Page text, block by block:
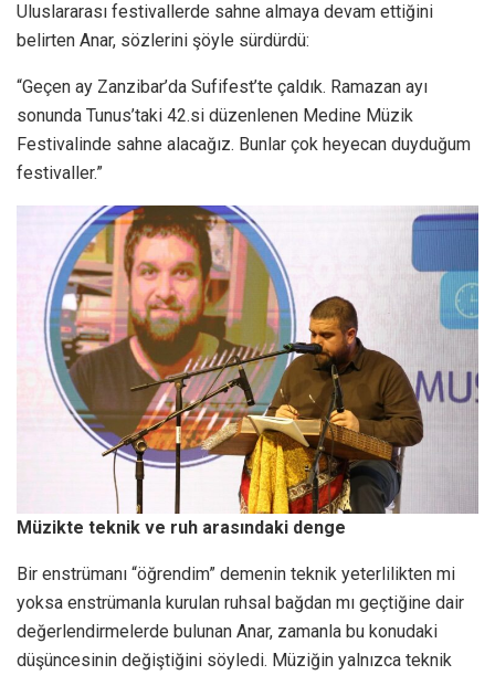
Uluslararası festivallerde sahne almaya devam ettiğini
belirten Anar, sözlerini şöyle sürdürdü:
“Geçen ay Zanzibar’da Sufifest’te çaldık. Ramazan ayı
sonunda Tunus’taki 42.si düzenlenen Medine Müzik
Festivalinde sahne alacağız. Bunlar çok heyecan duyduğum
festivaller.”
Müzikte teknik ve ruh arasındaki denge
Bir enstrümanı “öğrendim” demenin teknik yeterlilikten mi
yoksa enstrümanla kurulan ruhsal bağdan mı geçtiğine dair
değerlendirmelerde bulunan Anar, zamanla bu konudaki
düşüncesinin değiştiğini söyledi. Müziğin yalnızca teknik